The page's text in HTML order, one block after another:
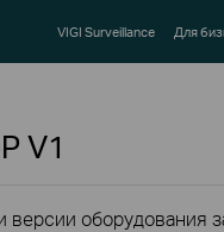
VIGI Surveillance Для
V1
версии оборудования